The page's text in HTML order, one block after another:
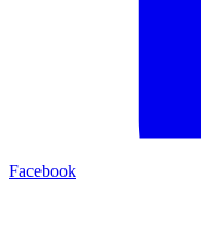
Facebook